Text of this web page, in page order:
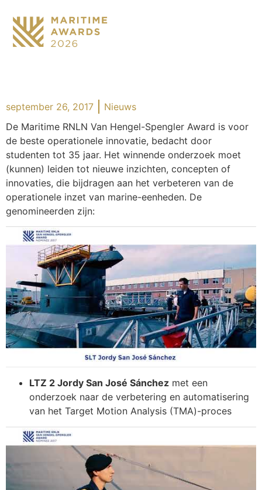
september 26, 2017
Nieuws
De Maritime RNLN Van Hengel-Spengler Award is voor
de beste operationele innovatie, bedacht door
studenten tot 35 jaar. Het winnende onderzoek moet
(kunnen) leiden tot nieuwe inzichten, concepten of
innovaties, die bijdragen aan het verbeteren van de
operationele inzet van marine-eenheden. De
genomineerden zijn:
LTZ 2 Jordy San José Sánchez met een
onderzoek naar de verbetering en automatisering
van het Target Motion Analysis (TMA)-proces